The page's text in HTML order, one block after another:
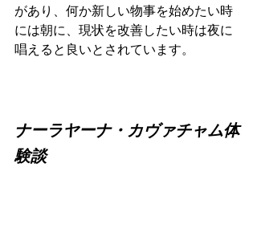
があり、何か新しい物事を始めたい時
には朝に、現状を改善したい時は夜に
唱えると良いとされています。
ナーラヤーナ・カヴァチャム体
験談